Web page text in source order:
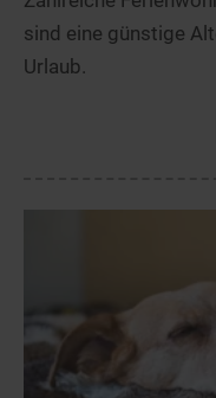
sind eine günstige
Urlaub.